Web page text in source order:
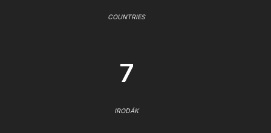
COUNTRIES
7
IRODÁK